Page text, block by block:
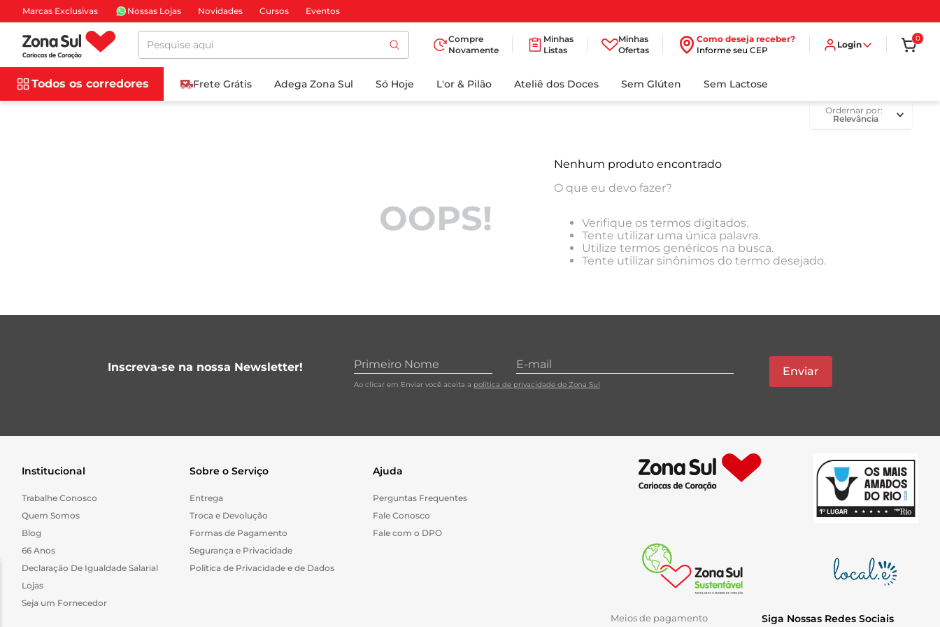
Marcas Exclusivas Nossas Lojas Novidades Cursos Eventos
Pesquise aqui
Compre
Novamente
Minhas
Listas
Minhas
Ofertas
Como deseja receber?
Informe seu CEP
Login
0
Todos os corredores Frete Grátis Adega Zona Sul Só Hoje L'or & Pilão Ateliê dos Doces Sem Glúten Sem Lactose
ordernar por
Relevância
OOPS!
Nenhum produto encontrado
O que eu devo fazer?
Verifique os termos digitados.
Tente utilizar uma única palavra.
Utilize termos genéricos na busca.
Tente utilizar sinônimos do termo desejado.
Inscreva-se na nossa Newsletter!
Ao clicar em Enviar você aceita a política de privacidade do Zona Sul
Enviar
Institucional
Trabalhe Conosco
Quem Somos
Blog
66 Anos
Declaração De Igualdade Salarial
Lojas
Seja um Fornecedor
Sobre o Serviço
Entrega
Troca e Devolução
Formas de Pagamento
Segurança e Privacidade
Politica de Privacidade e de Dados
Ajuda
Perguntas Frequentes
Fale Conosco
Fale com o DPO
Meios de pagamento Siga Nossas Redes Sociais
BUSCADOS
5
detergente
6º
azeite